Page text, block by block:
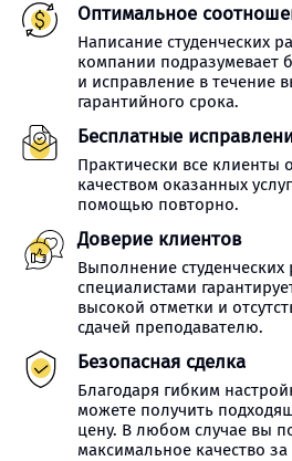
Оптимальное
Написание студенческих
компании подразумевает
и исправление в течение
гарантийного срока.
Бесплатные
Практически все клиенты
качеством оказанных
помощью повторно.
Доверие клиентов
Выполнение
специалистами
высокой отметки и
сдачей преподавателю.
Безопасная сделка
Благодаря гибким
можете получить
цену. В любом случае вы
максимальное качество